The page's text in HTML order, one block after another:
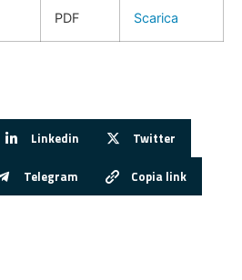
PDF Scarica
Linkedin Twitter
Telegram Copia link